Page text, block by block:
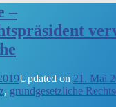
–
Updated on 21. Mai
, grundgesetzliche